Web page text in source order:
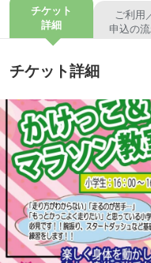
チケット
詳細
ご利用
申込の
チケット詳細